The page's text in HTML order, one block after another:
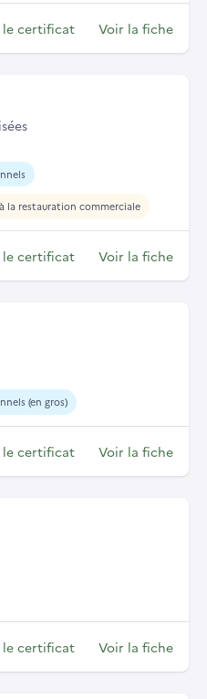
le certificat Voir la fiche
la restauration commerciale
le certificat Voir la fiche
(en gros)
le certificat Voir la fiche
le certificat Voir la fiche